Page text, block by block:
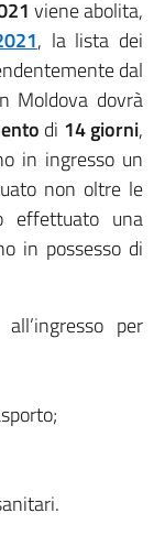
viene abolita,
, la lista dei
dal
Moldova dovrà
di 14 giorni,
in ingresso un
non oltre le
effettuato una
in possesso di
per